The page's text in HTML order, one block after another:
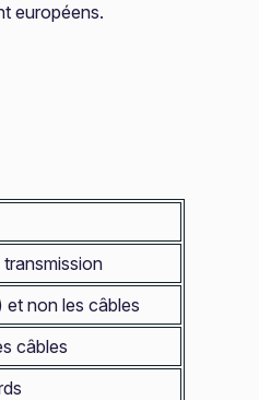
européens.
et non les câbles
câbles